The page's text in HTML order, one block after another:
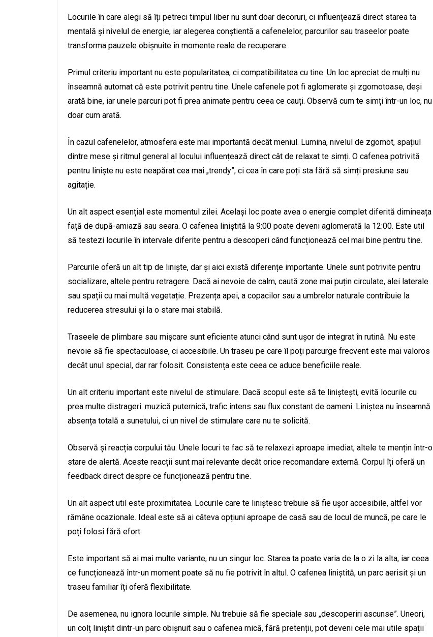
Locurile în care alegi să îți petreci timpul liber nu sunt doar decoruri, ci influențează direct starea ta
mentală și nivelul de energie, iar alegerea conștientă a cafenelelor, parcurilor sau traseelor poate
transforma pauzele obișnuite în momente reale de recuperare.
Primul criteriu important nu este popularitatea, ci compatibilitatea cu tine. Un loc apreciat de mulți nu
înseamnă automat că este potrivit pentru tine. Unele cafenele pot fi aglomerate și zgomotoase, deși
arată bine, iar unele parcuri pot fi prea animate pentru ceea ce cauți. Observă cum te simți într-un loc, nu
doar cum arată.
În cazul cafenelelor, atmosfera este mai importantă decât meniul. Lumina, nivelul de zgomot, spațiul
dintre mese și ritmul general al locului influențează direct cât de relaxat te simți. O cafenea potrivită
pentru liniște nu este neapărat cea mai „trendy”, ci cea în care poți sta fără să simți presiune sau
agitație.
Un alt aspect esențial este momentul zilei. Același loc poate avea o energie complet diferită dimineața
față de după-amiază sau seara. O cafenea liniștită la 9:00 poate deveni aglomerată la 12:00. Este util
să testezi locurile în intervale diferite pentru a descoperi când funcționează cel mai bine pentru tine.
Parcurile oferă un alt tip de liniște, dar și aici există diferențe importante. Unele sunt potrivite pentru
socializare, altele pentru retragere. Dacă ai nevoie de calm, caută zone mai puțin circulate, alei laterale
sau spații cu mai multă vegetație. Prezența apei, a copacilor sau a umbrelor naturale contribuie la
reducerea stresului și la o stare mai stabilă.
Traseele de plimbare sau mișcare sunt eficiente atunci când sunt ușor de integrat în rutină. Nu este
nevoie să fie spectaculoase, ci accesibile. Un traseu pe care îl poți parcurge frecvent este mai valoros
decât unul special, dar rar folosit. Consistența este ceea ce aduce beneficiile reale.
Un alt criteriu important este nivelul de stimulare. Dacă scopul este să te liniștești, evită locurile cu
prea multe distrageri: muzică puternică, trafic intens sau flux constant de oameni. Liniștea nu înseamnă
absența totală a sunetului, ci un nivel de stimulare care nu te solicită.
Observă și reacția corpului tău. Unele locuri te fac să te relaxezi aproape imediat, altele te mențin într-o
stare de alertă. Aceste reacții sunt mai relevante decât orice recomandare externă. Corpul îți oferă un
feedback direct despre ce funcționează pentru tine.
Un alt aspect util este proximitatea. Locurile care te liniștesc trebuie să fie ușor accesibile, altfel vor
rămâne ocazionale. Ideal este să ai câteva opțiuni aproape de casă sau de locul de muncă, pe care le
poți folosi fără efort.
Este important să ai mai multe variante, nu un singur loc. Starea ta poate varia de la o zi la alta, iar ceea
ce funcționează într-un moment poate să nu fie potrivit în altul. O cafenea liniștită, un parc aerisit și un
traseu familiar îți oferă flexibilitate.
De asemenea, nu ignora locurile simple. Nu trebuie să fie speciale sau „descoperiri ascunse”. Uneori,
un colț liniștit dintr-un parc obișnuit sau o cafenea mică, fără pretenții, pot deveni cele mai utile spații